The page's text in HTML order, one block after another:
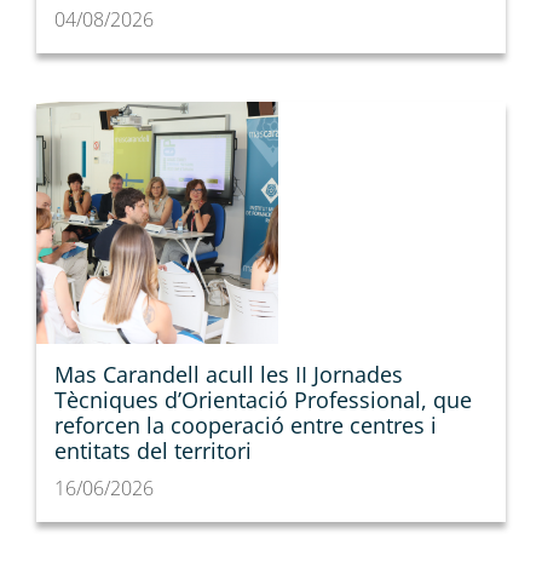
04/08/2026
Mas Carandell acull les II Jornades
Tècniques d’Orientació Professional, que
reforcen la cooperació entre centres i
entitats del territori
16/06/2026